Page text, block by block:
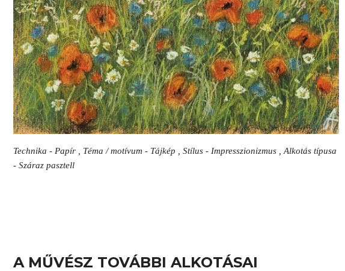
Technika - Papír , Téma / motívum - Tájkép , Stílus - Impresszionizmus , Alkotás típusa
- Száraz pasztell
A MŰVÉSZ TOVÁBBI ALKOTÁSAI